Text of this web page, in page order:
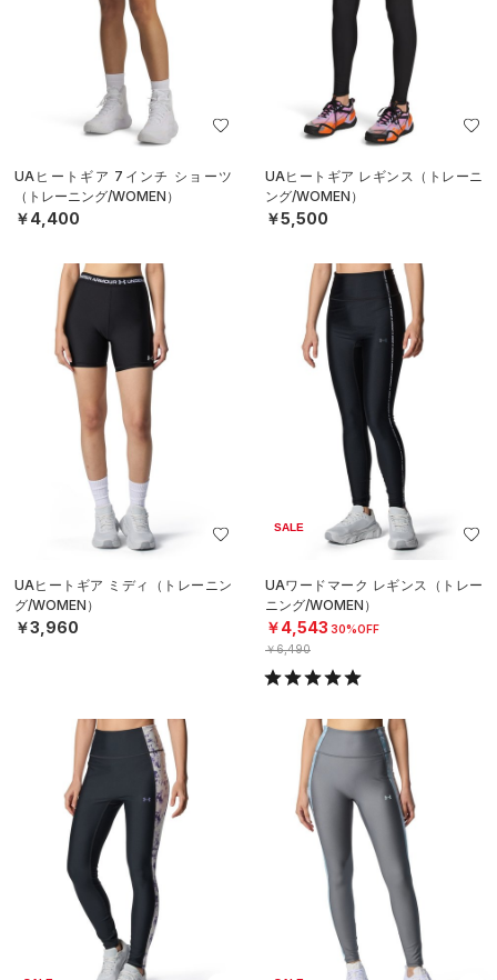
UAヒートギア 7インチ ショーツ
（トレーニング/WOMEN）
￥4,400
UAヒートギア レギンス（トレーニ
ング/WOMEN）
￥5,500
UAヒートギア ミディ（トレーニン
グ/WOMEN）
￥3,960
SALE
UAワードマーク レギンス（トレー
ニング/WOMEN）
￥4,543 30%OFF
￥6,490